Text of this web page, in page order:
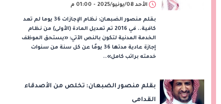
الأحد 08/يونيو/2025 - 01:00 م
بقلم منصور الضبعان: نظام الإجازات 36 يوما لم تعد
كافية.. في 2016 تم تعديل المادة (الأولى) من نظام
الخدمة المدنية لتكون بالنص الآتي: «يستحق الموظف
إجازة عادية مدتها 36 يومًا عن كل سنة من سنوات
خدمته براتب كامل»..
بقلم منصور الضبعان: تخلص من الأصدقاء
القدامى